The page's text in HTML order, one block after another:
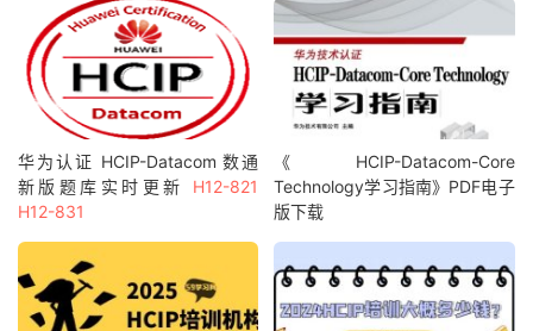
华为认证 HCIP-Datacom 数通
新版题库实时更新 H12-821
H12-831
《 HCIP-Datacom-Core
Technology学习指南》PDF电子
版下载